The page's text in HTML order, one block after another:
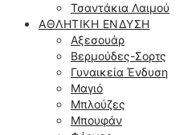
Τσαντάκια Λαιμού
ΑΘΛΗΤΙΚΉ ΈΝΔΥΣΗ
Αξεσουάρ
Βερμούδες-Σορτς
Γυναικεία Ένδυση
Μαγιό
Μπλούζες
Μπουφάν